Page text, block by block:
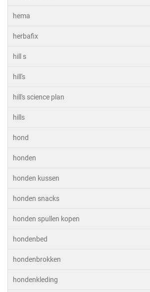
hema
herbafix
hill s
hill's
hill's science plan
hills
hond
honden
honden kussen
honden snacks
honden spullen kopen
hondenbed
hondenbrokken
hondenkleding